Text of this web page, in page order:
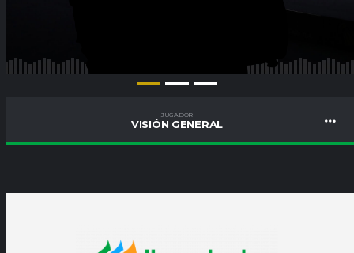
JUGADOR
VISIÓN GENERAL